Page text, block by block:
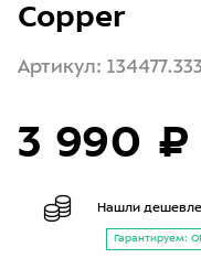
Copper
Артикул:
3 990 ₽
Нашли
Гарантируем: